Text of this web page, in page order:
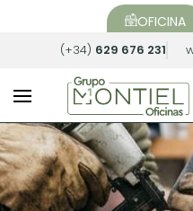
OFICINA
(+34) 629 676 231